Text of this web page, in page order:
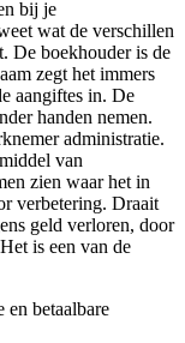
bij je
wat de verschillen
De boekhouder is de
zegt het immers
aangiftes in. De
handen nemen.
administratie.
van
zien waar het in
verbetering. Draait
geld verloren, door
is een van de
en betaalbare